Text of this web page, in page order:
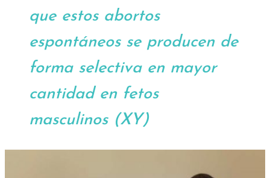
que estos abortos
espontáneos se producen de
forma selectiva en mayor
cantidad en fetos
masculinos (XY)